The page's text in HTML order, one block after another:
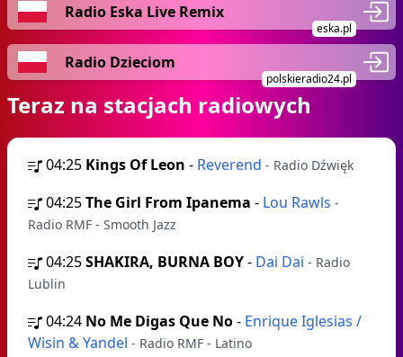
Radio Eska Live Remix
eska.pl
Radio Dzieciom
polskieradio24.pl
Teraz na stacjach radiowych
04:25 Kings Of Leon - Reverend - Radio Dźwięk
04:25The Girl From Ipanema - Lou Rawls -
Radio RMF - Smooth Jazz
04:25SHAKIRA, BURNA BOY- Dai Dai - Radio
Lublin
04:24 No Me Digas Que No- Enrique Iglesias /
Wisin & Yandel - Radio RMF - Latino